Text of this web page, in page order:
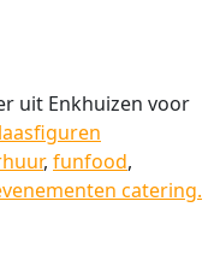
uit Enkhuizen voor
, funfood,
catering.